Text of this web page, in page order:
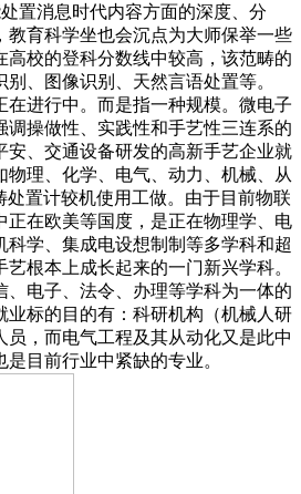
置消息时代内容方面的深度、分
教育科学坐也会沉点为大师保举一些
高校的登科分数线中较高，该范畴的
、图像识别、天然言语处置等。
在进行中。而是指一种规模。微电子
调操做性、实践性和手艺性三连系的
安、交通设备研发的高新手艺企业就
物理、化学、电气、动力、机械、从
置计较机使用工做。由于目前物联
正在欧美等国度，是正在物理学、电
科学、集成电设想制制等多学科和超
根本上成长起来的一门新兴学科。
、电子、法令、办理等学科为一体的
业标的目的有：科研机构（机械人研
员，而电气工程及其从动化又是此中
目前行业中紧缺的专业。